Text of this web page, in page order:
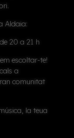
Aldaia:
20 a 21 h
escoltar-te!
a
comunitat
la teua